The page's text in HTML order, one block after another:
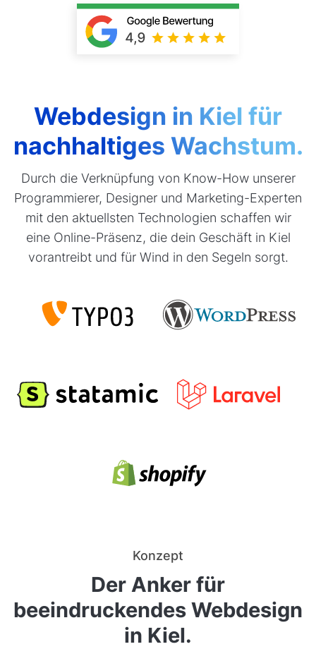
Webdesign in Kiel für
nachhaltiges Wachstum.
Durch die Verknüpfung von Know-How unserer
Programmierer, Designer und Marketing-Experten
mit den aktuellsten Technologien schaffen wir
eine Online-Präsenz, die dein Geschäft in Kiel
vorantreibt und für Wind in den Segeln sorgt.
Konzept
Der Anker für
beeindruckendes Webdesign
in Kiel.